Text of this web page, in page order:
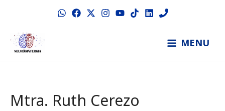
contenido
MENU
Mtra. Ruth Cerezo